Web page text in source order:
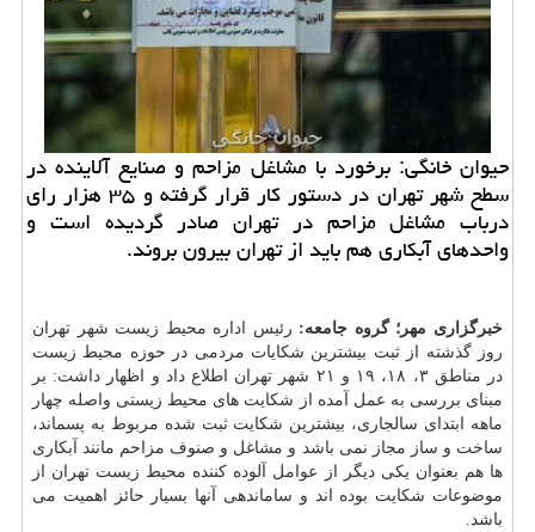
حیوان خانگی: برخورد با مشاغل مزاحم و صنایع آلاینده در
سطح شهر تهران در دستور كار قرار گرفته و ۳۵ هزار رای
درباب مشاغل مزاحم در تهران صادر گردیده است و
واحدهای آبكاری هم باید از تهران بیرون بروند.
خبرگزاری مهر؛ گروه جامعه: رئیس اداره محیط زیست شهر تهران
روز گذشته از ثبت بیشترین شکایات مردمی در حوزه محیط زیست
در مناطق ۳، ۱۸، ۱۹ و ۲۱ شهر تهران اطلاع داد و اظهار داشت: بر
مبنای بررسی به عمل آمده از شکایت های محیط زیستی واصله چهار
ماهه ابتدای سالجاری، بیشترین شکایت ثبت شده مربوط به پسماند،
ساخت و ساز مجاز نمی باشد و مشاغل و صنوف مزاحم مانند آبکاری
ها هم بعنوان یکی دیگر از عوامل آلوده کننده محیط زیست تهران از
موضوعات شکایت بوده اند و ساماندهی آنها بسیار حائز اهمیت می
باشد.